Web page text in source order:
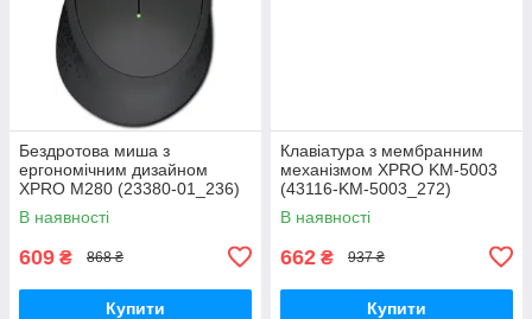
Бездротова миша з
ергономічним дизайном
XPRO M280 (23380-01_236)
В наявності
609 ₴ 868 ₴
Купити
Клавіатура з мембранним
механізмом XPRO KM-5003
(43116-KM-5003_272)
В наявності
662 ₴ 937 ₴
Купити